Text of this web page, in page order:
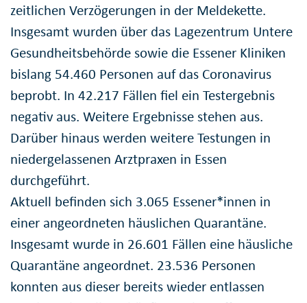
zeitlichen Verzögerungen in der Meldekette.
Insgesamt wurden über das Lagezentrum Untere
Gesundheitsbehörde sowie die Essener Kliniken
bislang 54.460 Personen auf das Coronavirus
beprobt. In 42.217 Fällen fiel ein Testergebnis
negativ aus. Weitere Ergebnisse stehen aus.
Darüber hinaus werden weitere Testungen in
niedergelassenen Arztpraxen in Essen
durchgeführt.
Aktuell befinden sich 3.065 Essener*innen in
einer angeordneten häuslichen Quarantäne.
Insgesamt wurde in 26.601 Fällen eine häusliche
Quarantäne angeordnet. 23.536 Personen
konnten aus dieser bereits wieder entlassen